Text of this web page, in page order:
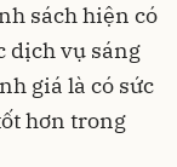
sách hiện có
dịch vụ sáng
giá là có sức
hơn trong